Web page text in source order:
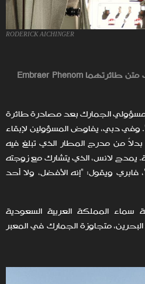
RODERICK AICHINGER
لانس وناتاشا مورتنسن على متن طائرتهما Embraer Phenom
الجمارك بعد مصادرة طائرة
دبي، يُفاوض المسؤولين لإبقاء
من مدرج المطار الذي تبلغ فيه
درجة مئوية. يمدح لانس، الذي يتشارك مع زوجته
فابري ويقول: "إنه الأفضل، ولا أحد
سماء المملكة العربية السعودية
متجاوزةً الجمارك في المعبر